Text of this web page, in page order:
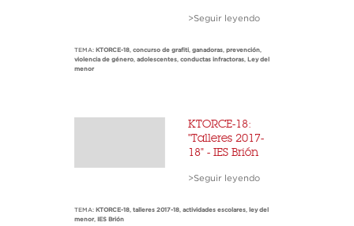
>Seguir leyendo
TEMA: KTORCE-18, concurso de grafiti, ganadoras, prevención,
violencia de género, adolescentes, conductas infractoras, Ley del
menor
KTORCE-18:
"Talleres 2017-
18" - IES Brión
>Seguir leyendo
TEMA: KTORCE-18, talleres 2017-18, actividades escolares, ley del
menor, IES Brión